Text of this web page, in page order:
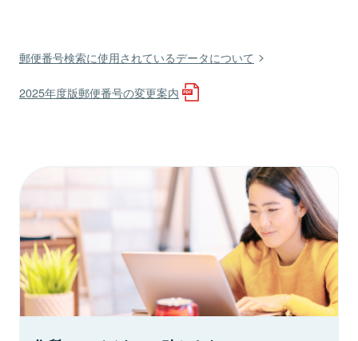
郵便番号検索に使用されているデータについて
2025年度版郵便番号の変更案内